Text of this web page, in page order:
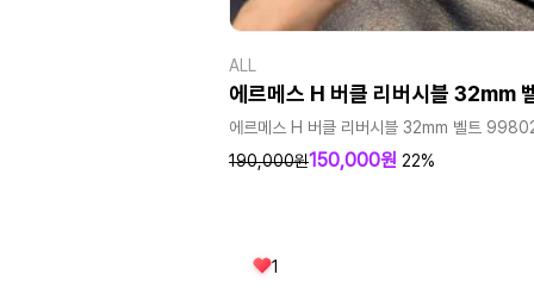
ALL
에르메스 H 버클 리버시블 32mm
에르메스 H 버클 리버시블 32mm 벨트
190,000원150,000원 22%
1